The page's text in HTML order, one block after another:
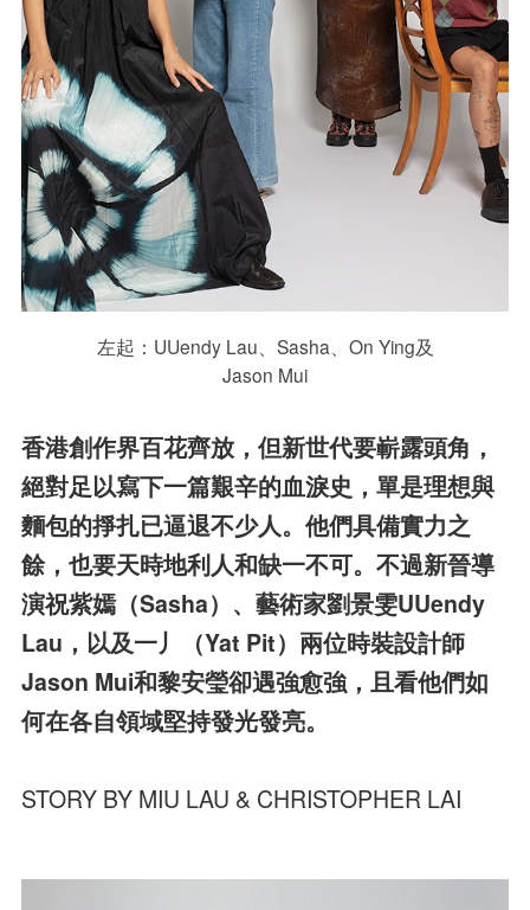
左起：UUendy Lau、Sasha、On Ying及
Jason Mui
香港創作界百花齊放，但新世代要嶄露頭角，
絕對足以寫下一篇艱辛的血淚史，單是理想與
麵包的掙扎已逼退不少人。他們具備實力之
餘，也要天時地利人和缺一不可。不過新晉導
演祝紫嫣（Sasha）、藝術家劉景雯UUendy
Lau，以及一丿（Yat Pit）兩位時裝設計師
Jason Mui和黎安瑩卻遇強愈強，且看他們如
何在各自領域堅持發光發亮。
STORY BY MIU LAU & CHRISTOPHER LAI